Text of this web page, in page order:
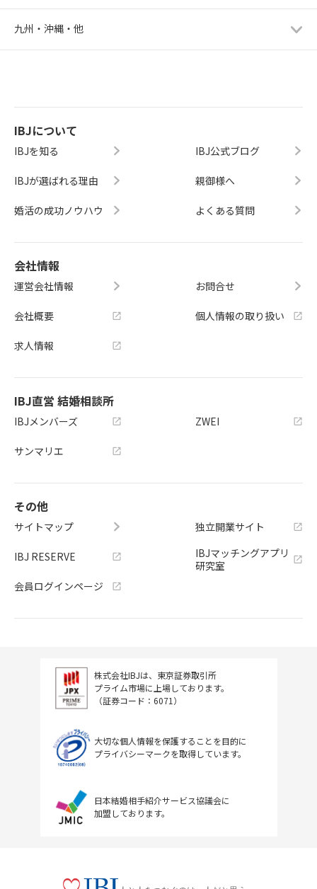
九州・沖縄・他
IBJについて
IBJを知る
IBJが選ばれる理由
婚活の成功ノウハウ
IBJ公式ブログ
親御様へ
よくある質問
会社情報
運営会社情報
会社概要
求人情報
お問合せ
個人情報の取り扱い
IBJ直営 結婚相談所
IBJメンバーズ
サンマリエ
ZWEI
その他
サイトマップ
IBJ RESERVE
会員ログインページ
独立開業サイト
IBJマッチングアプリ
研究室
株式会社IBJは、東京証券取引所
プライム市場に上場しております。
（証券コード：6071）
大切な個人情報を保護することを目的に
プライバシーマークを取得しています。
日本結婚相手紹介サービス協議会に
加盟しております。